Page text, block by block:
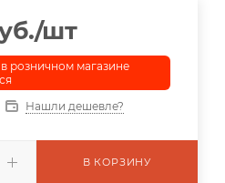
/шт
розничном магазине
Нашли дешевле?
В КОРЗИНУ